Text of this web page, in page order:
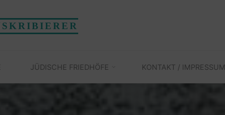
JÜDISCHE FRIEDHÖFE KONTAKT / IMPRESSUM